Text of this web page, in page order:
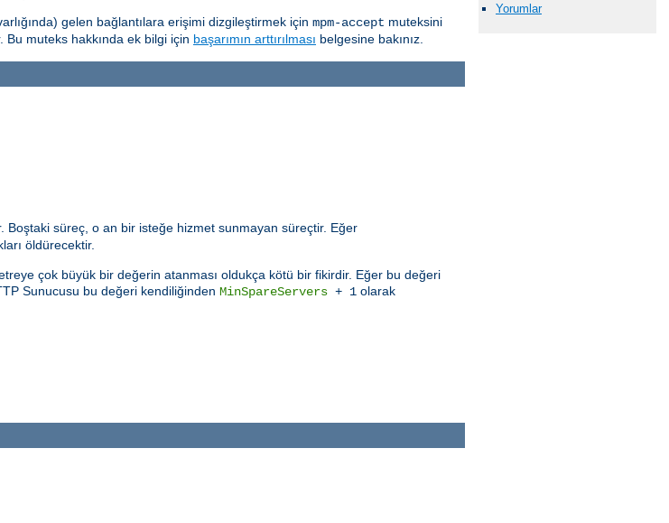
Yorumlar
gelen bağlantılara erişimi dizgileştirmek için mpm-accept muteksini
Bu muteks hakkında ek bilgi için başarımın arttırılması belgesine bakınız.
Boştaki süreç, o an bir isteğe hizmet sunmayan süreçtir. Eğer
öldürecektir.
çok büyük bir değerin atanması oldukça kötü bir fikirdir. Eğer bu değeri
Sunucusu bu değeri kendiliğinden MinSpareServers + 1 olarak